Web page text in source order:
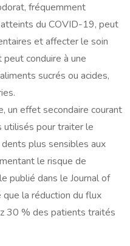
fréquemment
du COVID-19, peut
et affecter le soin
conduire à une
sucrés ou acides,
un effet secondaire courant
pour traiter le
plus sensibles aux
le risque de
publié dans le Journal of
la réduction du flux
30 % des patients traités